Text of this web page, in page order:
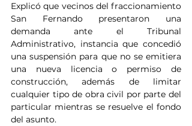
Explicó que vecinos del fraccionamiento
San Fernando presentaron una
demanda ante el Tribunal
Administrativo, instancia que concedió
una suspensión para que no se emitiera
una nueva licencia o permiso de
construcción, además de limitar
cualquier tipo de obra civil por parte del
particular mientras se resuelve el fondo
del asunto.